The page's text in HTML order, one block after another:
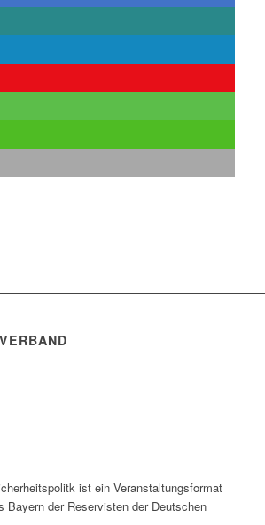
ist ein Veranstaltungsformat
Bayern der Reservisten der Deutschen